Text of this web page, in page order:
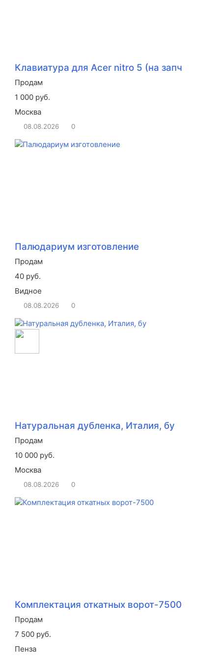
Клавиатура для Acer nitro 5 (на запч
Продам
1 000 руб.
Москва
08.08.2026 0
Палюдариум изготовление
Продам
40 руб.
Видное
08.08.2026 0
Натуральная дубленка, Италия, бу
Продам
10 000 руб.
Москва
08.08.2026 0
Комплектация откатных ворот-7500
Продам
7 500 руб.
Пенза